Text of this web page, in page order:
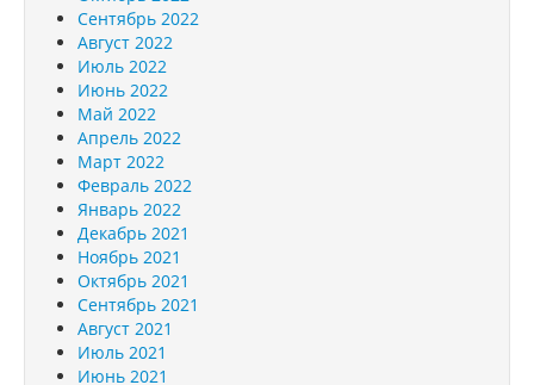
Сентябрь 2022
Август 2022
Июль 2022
Июнь 2022
Май 2022
Апрель 2022
Март 2022
Февраль 2022
Январь 2022
Декабрь 2021
Ноябрь 2021
Октябрь 2021
Сентябрь 2021
Август 2021
Июль 2021
Июнь 2021